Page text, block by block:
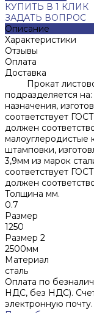
КУПИТЬ В 1 КЛИК
ЗАДАТЬ ВОПРОС
Описание
Характеристики
Отзывы
Оплата
Доставка
Прокат
подразделяется
назначения,
соответствует
должен
малоуглеродистые
штамповки,
3,9мм из марок
соответствует
должен
Толщина мм.
0.7
Размер
1250
Размер 2
2500мм
Материал
сталь
Оплата по
НДС, без НДС).
электронную почту.